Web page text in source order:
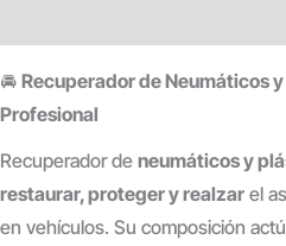
🚘 Recuperador de Neumáticos
Profesional
Recuperador de neumáticos y
restaurar, proteger y realzar el
en vehículos. Su composición